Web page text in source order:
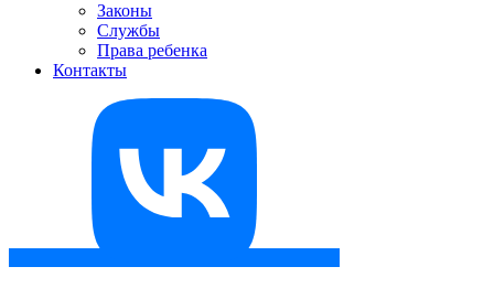
Законы
Службы
Права ребенка
Контакты